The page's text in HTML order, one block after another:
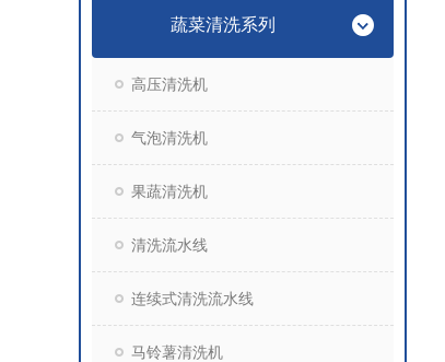
蔬菜清洗系列
高压清洗机
气泡清洗机
果蔬清洗机
清洗流水线
连续式清洗流水线
马铃薯清洗机